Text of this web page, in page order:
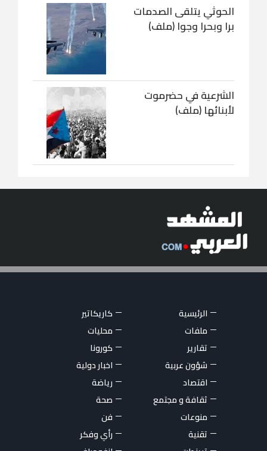
الحوثي يتلقى الصدمات
برا وبحرا وجوا (ملف)
الشرعية في حضرموت
لأبنائها (ملف)
الرئيسية
كاريكاتير
ملفات
محليات
تقارير
كورونا
شؤون عربية
اخبار دولية
اقتصاد
رياضة
ثقافة و مجتمع
صحة
منوعات
فن
تقنية
رأي وفكر